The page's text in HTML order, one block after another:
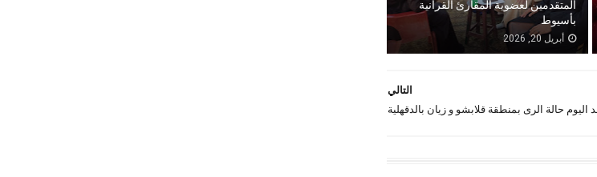
المتقدمين لعضوية المقارئ القرآنية
بأسيوط
أبريل 20, 2026
التالي
اليوم حالة الرى بمنطقة قلابشو و زيان بالدقهلية